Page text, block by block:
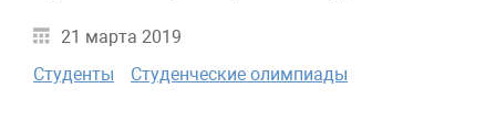
21 марта 2019
Студенты
Студенческие олимпиады